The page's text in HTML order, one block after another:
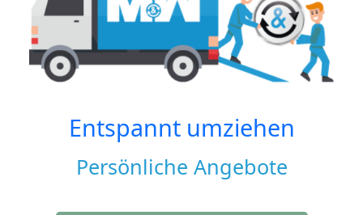
Entspannt umziehen
Persönliche Angebote